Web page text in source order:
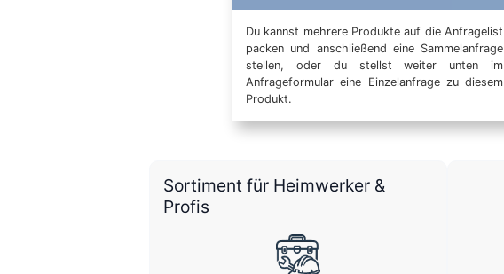
Du kannst mehrere Produkte auf die Anfragelist
packen und anschließend eine Sammelanfrage
stellen, oder du stellst weiter unten im
Anfrageformular eine Einzelanfrage zu diesem
Produkt.
Sortiment für Heimwerker &
Profis